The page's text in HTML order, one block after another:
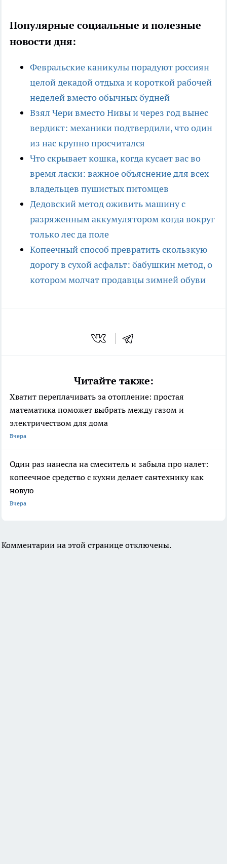
Популярные социальные и полезные
новости дня:
Февральские каникулы порадуют россиян
целой декадой отдыха и короткой рабочей
неделей вместо обычных будней
Взял Чери вместо Нивы и через год вынес
вердикт: механики подтвердили, что один
из нас крупно просчитался
Что скрывает кошка, когда кусает вас во
время ласки: важное объяснение для всех
владельцев пушистых питомцев
Дедовский метод оживить машину с
разряженным аккумулятором когда вокруг
только лес да поле
Копеечный способ превратить скользкую
дорогу в сухой асфальт: бабушкин метод, о
котором молчат продавцы зимней обуви
Читайте также:
Хватит переплачивать за отопление: простая
математика поможет выбрать между газом и
электричеством для дома
Вчера
Один раз нанесла на смеситель и забыла про налет:
копеечное средство с кухни делает сантехнику как
новую
Вчера
Комментарии на этой странице отключены.